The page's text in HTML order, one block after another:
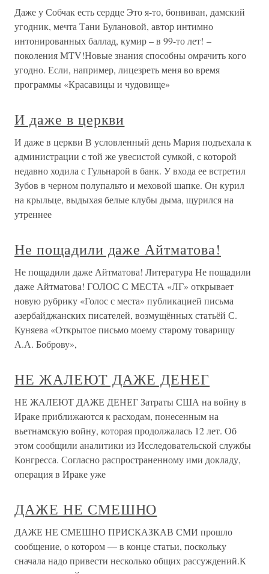
Даже у Собчак есть сердце Это я-то, бонвиван, дамский
угодник, мечта Тани Булановой, автор интимно
интонированных баллад, кумир – в 99-то лет! –
поколения МTV!Новые знания способны омрачить кого
угодно. Если, например, лицезреть меня во время
программы «Красавицы и чудовище»
И даже в церкви
И даже в церкви В условленный день Мария подъехала к
администрации с той же увесистой сумкой, с которой
недавно ходила с Гульнарой в банк. У входа ее встретил
Зубов в черном полупальто и меховой шапке. Он курил
на крыльце, выдыхая белые клубы дыма, щурился на
утреннее
Не пощадили даже Айтматова!
Не пощадили даже Айтматова! Литература Не пощадили
даже Айтматова! ГОЛОС С МЕСТА «ЛГ» открывает
новую рубрику «Голос с места» публикацией письма
азербайджанских писателей, возмущённых статьёй С.
Куняева «Открытое письмо моему старому товарищу
А.А. Боброву»,
НЕ ЖАЛЕЮТ ДАЖЕ ДЕНЕГ
НЕ ЖАЛЕЮТ ДАЖЕ ДЕНЕГ Затраты США на войну в
Ираке приближаются к расходам, понесенным на
вьетнамскую войну, которая продолжалась 12 лет. Об
этом сообщили аналитики из Исследовательской службы
Конгресса. Согласно распространенному ими докладу,
операция в Ираке уже
ДАЖЕ НЕ СМЕШНО
ДАЖЕ НЕ СМЕШНО ПРИСКАЗКАВ СМИ прошло
сообщение, о котором — в конце статьи, поскольку
сначала надо привести несколько общих рассуждений.К